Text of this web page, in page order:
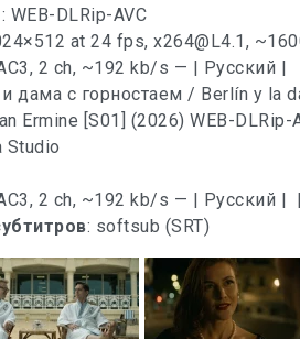
: WEB-DLRip-AVC
at 24 fps,x264@L4.1,
2 ch, ~192 kb/s — | Русский |
2 ch, ~192 kb/s — | Русский | |
: softsub (SRT)